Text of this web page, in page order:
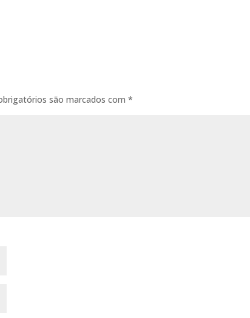
são marcados com *